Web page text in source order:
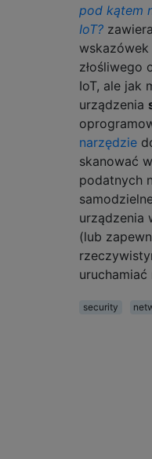
pod kątem
IoT?
złośliwego
IoT, ale jak
urządzenia
narzędzie
skanować
podatnych
urządzenia
(lub
security